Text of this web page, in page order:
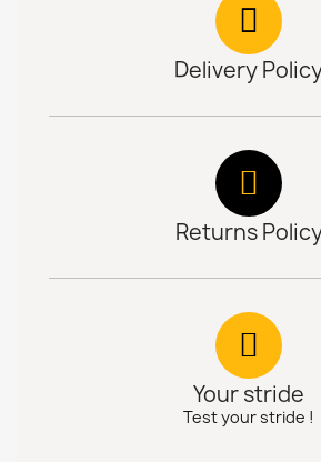
Delivery
Returns
Your stride
Test your stride !